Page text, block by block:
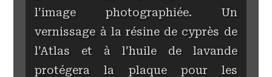
l’image photographiée. Un
vernissage à la résine de cyprès de
l’Atlas et à l’huile de lavande
protégera la plaque pour les